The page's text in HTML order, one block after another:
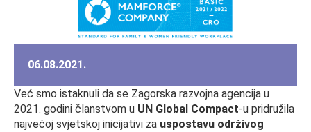
06.08.2021.
Već smo istaknuli da se Zagorska razvojna agencija u
2021. godini članstvom u UN Global Compact-u pridružila
najvećoj svjetskoj inicijativi za uspostavu održivog